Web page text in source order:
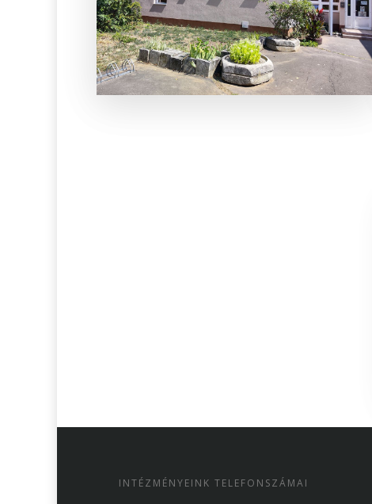
INTÉZMÉNYEINK TELEFONSZÁMAI